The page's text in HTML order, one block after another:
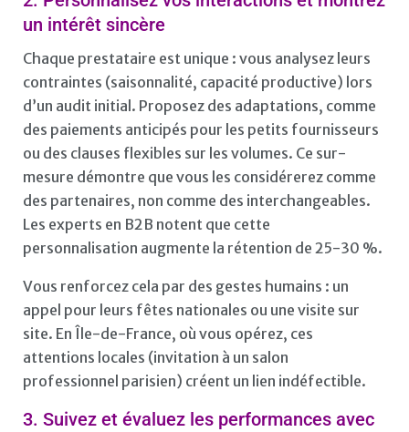
un intérêt sincère
Chaque prestataire est unique : vous analysez leurs
contraintes (saisonnalité, capacité productive) lors
d’un audit initial. Proposez des adaptations, comme
des paiements anticipés pour les petits fournisseurs
ou des clauses flexibles sur les volumes. Ce sur-
mesure démontre que vous les considérerez comme
des partenaires, non comme des interchangeables.
Les experts en B2B notent que cette
personnalisation augmente la rétention de 25-30 %.
Vous renforcez cela par des gestes humains : un
appel pour leurs fêtes nationales ou une visite sur
site. En Île-de-France, où vous opérez, ces
attentions locales (invitation à un salon
professionnel parisien) créent un lien indéfectible.
3. Suivez et évaluez les performances avec